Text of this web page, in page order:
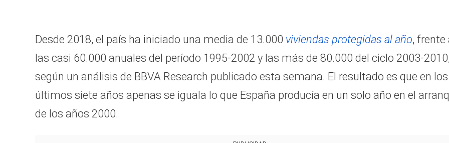
Desde 2018, el país ha iniciado una media de 13.000 viviendas protegidas al año, frente
las casi 60.000 anuales del período 1995-2002 y las más de 80.000 del ciclo 2003-
según un análisis de BBVA Research publicado esta semana. El resultado es que en los
últimos siete años apenas se iguala lo que España producía en un solo año en el
de los años 2000.